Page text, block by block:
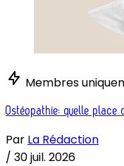
Membres
Ostéopathie: quelle place
Par La Rédaction
/ 30 juil. 2026